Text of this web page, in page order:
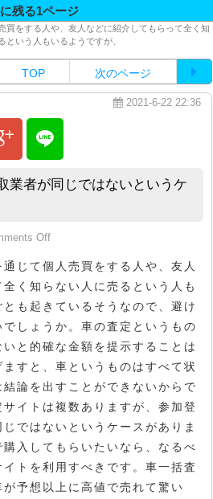
残る1ページ
買をする人や、友人などに紹介してもらって全く知
という人もいるようですが、
TOP 次のページ
2021-6-22 22:36
業者が同じではないというケ
Offon 参加登録している買取業者が
じて個人売買をする人や、友人
く知らない人に売るという人も
も起きているそうなので、避け
しょうか。車の査定というもの
と的確な金額を提示することは
すと、車というものはすべて状
論を出すことができないからで
イトは複数ありますが、参加登
ではないというケースがありま
入してもらいたいなら、なるべ
トを利用すべきです。車一括査
予想以上に高値で売れて驚い